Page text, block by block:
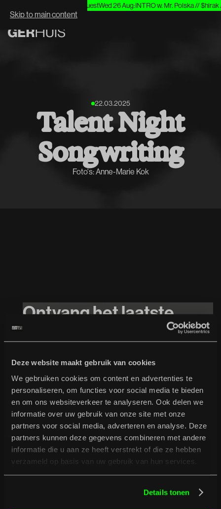
Deze website maakt gebruik van cookies
We gebruiken cookies om content en advertenties te
personaliseren, om functies voor social media te bieden
en om ons websiteverkeer te analyseren. Ook delen we
informatie over uw gebruik van onze site met onze
partners voor social media, adverteren en analyse. Deze
partners kunnen deze gegevens combineren met andere
informatie die u aan ze heeft verstrekt of die ze hebben
verzameld op basis van uw gebruik van hun services.
Details tonen
Skip to main content
Heavy//Hitter & Special GuestWed 26 Aug:INTRO w. Mr. Polska // $hirak
22.03.2025
Talent Night
Songwriting
Foto's: Anne-Marie Kok
Ontvang het laatste
in je mailbox